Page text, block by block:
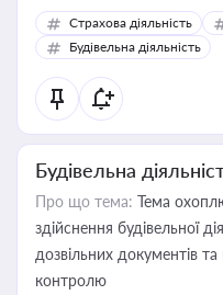
корисне для власника
бухгалтера під час
державного майна,
статусу суб'єктів
Страхова діяльність
Будівельна діяльність
Будівельна
Про що тема: Тема
здійснення будівельної
дозвільних документів
контролю